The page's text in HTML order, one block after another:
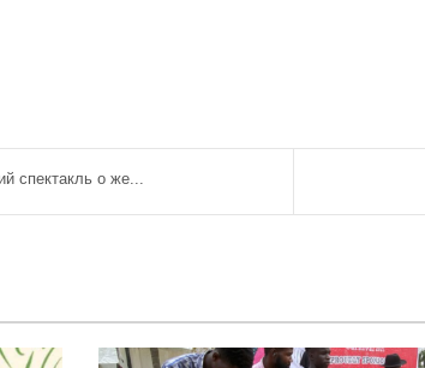
спектакль о же...